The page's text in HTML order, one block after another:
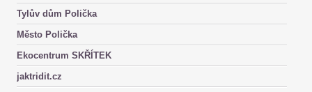
Tylův dům Polička
Město Polička
Ekocentrum SKŘÍTEK
jaktridit.cz